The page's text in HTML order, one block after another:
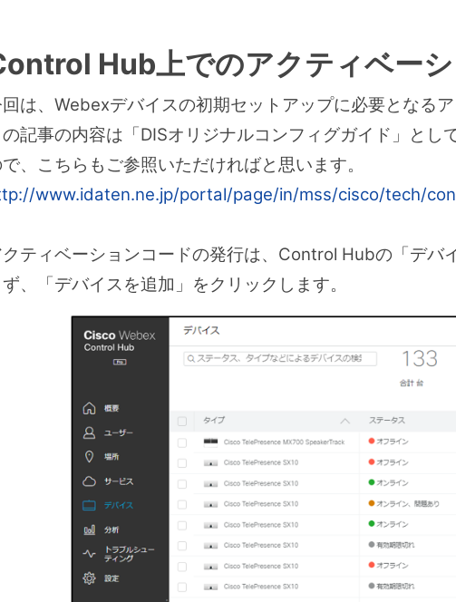
Hub上でのアクティベー
は、Webexデバイスの初期セットアップに必要となる
の記事の内容は「DISオリジナルコンフィグガイド」と
、こちらもご参照いただければと思います。
www.idaten.ne.jp/portal/page/in/mss/cisco/tech/
クティベーションコードの発行は、Control Hubの「デバ
ず、「デバイスを追加」をクリックします。